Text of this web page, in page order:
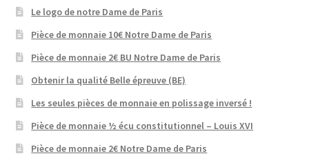
Le logo de notre Dame de Paris
Pièce de monnaie 10€ Notre Dame de Paris
Pièce de monnaie 2€ BU Notre Dame de Paris
Obtenir la qualité Belle épreuve (BE)
Les seules pièces de monnaie en polissage inversé !
Pièce de monnaie ½ écu constitutionnel – Louis XVI
Pièce de monnaie 2€ Notre Dame de Paris